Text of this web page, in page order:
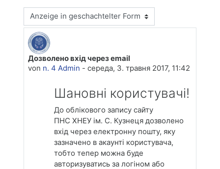
Anzeigemodus
Дозволено вхід через email
von n. 4 Admin - середа, 3. травня 2017, 11:42
Anzahl Antworten: 0
Шановні користувачі!
До облікового запису сайту
ПНС ХНЕУ ім. С. Кузнеця дозволено
вхід через електронну пошту, яку
зазначено в акаунті користувача,
тобто тепер можна буде
авторизуватись за логіном або